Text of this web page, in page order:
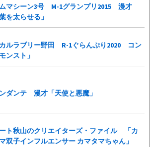
マシーン3号 M-1グランプリ2015 漫才
を太らせる」
ルラブリー野田 R-1ぐらんぷり2020 コン
ンスト」
ダンテ 漫才「天使と悪魔」
ト秋山のクリエイターズ・ファイル 「カ
双子インフルエンサー カマタマちゃん」